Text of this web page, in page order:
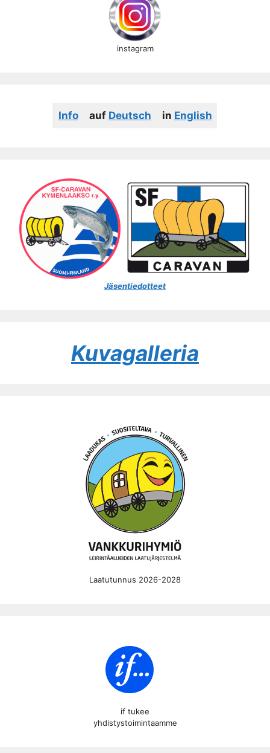
instagram
Info auf Deutsch in English
Jäsentiedotteet
Kuvagalleria
Laatutunnus 2026-2028
if tukee
yhdistystoimintaamme